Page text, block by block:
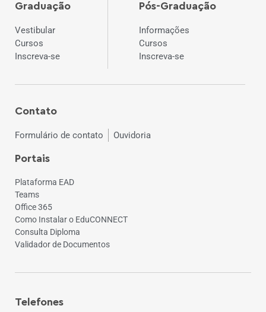
Graduação
Vestibular
Cursos
Inscreva-se
Pós-Graduação
Informações
Cursos
Inscreva-se
Contato
Formulário de contato Ouvidoria
Portais
Plataforma EAD
Teams
Office 365
Como Instalar o EduCONNECT
Consulta Diploma
Validador de Documentos
Telefones